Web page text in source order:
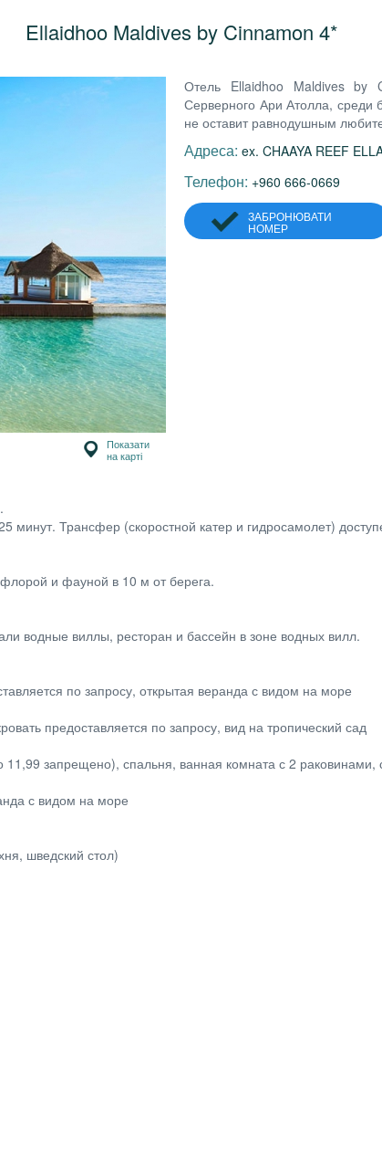
Ellaidhoo Maldives by Cinnamon 4*
Показати
на карті
Отель Ellaidhoo Maldives by
Серверного Ари Атолла, среди
не оставит равнодушным
Адреса: ex. CHAAYA REEF
Телефон: +960 666-0669
ЗАБРОНЮВАТИ
НОМЕР
минут. Трансфер (скоростной катер и гидросамолет)
и фауной в 10 м от берега.
водные виллы, ресторан и бассейн в зоне водных вилл.
по запросу, открытая веранда с видом на море
предоставляется по запросу, вид на тропический сад
запрещено), спальня, ванная комната с 2 раковинами,
с видом на море
шведский стол)